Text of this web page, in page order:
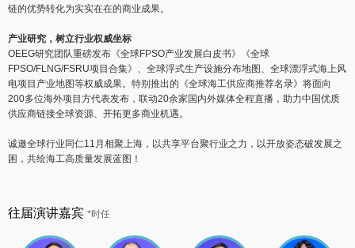
链的优势转化为实实在在的商业成果。
产业研究，树立行业权威坐标
OEEG研究团队重磅发布《全球FPSO产业发展白皮书》《全球
FPSO/FLNG/FSRU项目合集》、全球浮式生产设施分布地图、全球漂浮式海上风
电项目产业地图等权威成果。特别推出的《全球海工供应商推荐名录》将面向
200多位海外项目方代表发布，联动20余家国内外媒体全程直播，助力中国优质
供应商链接全球资源、开拓更多商业机遇。
诚邀全球行业同仁11月相聚上海，以共享平台聚行业之力，以开放姿态破发展之
困，共绘海工高质量发展蓝图！
往届演讲嘉宾 *时任